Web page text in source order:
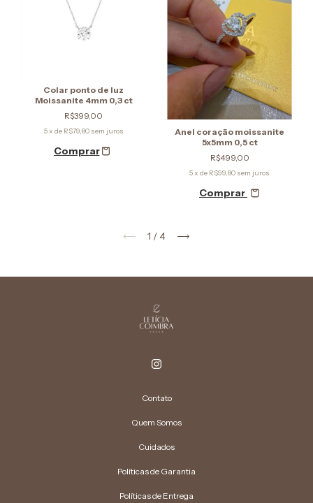
Colar ponto de luz
Moissanite 4mm 0,3 ct
R$399,00
5x de R$79,80 sem juros
Anel coração moissanite
5x5mm 0,5 ct
R$499,00
5x de R$99,80 sem juros
Comprar
1 /4
Contato
Quem Somos
Cuidados
Políticas de Garantia
Políticas de Entrega